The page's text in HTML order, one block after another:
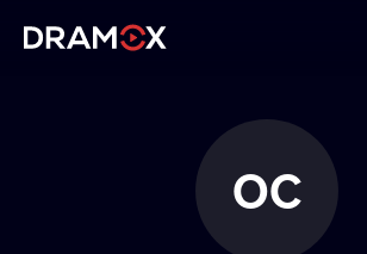
Зареєструватися
ОС